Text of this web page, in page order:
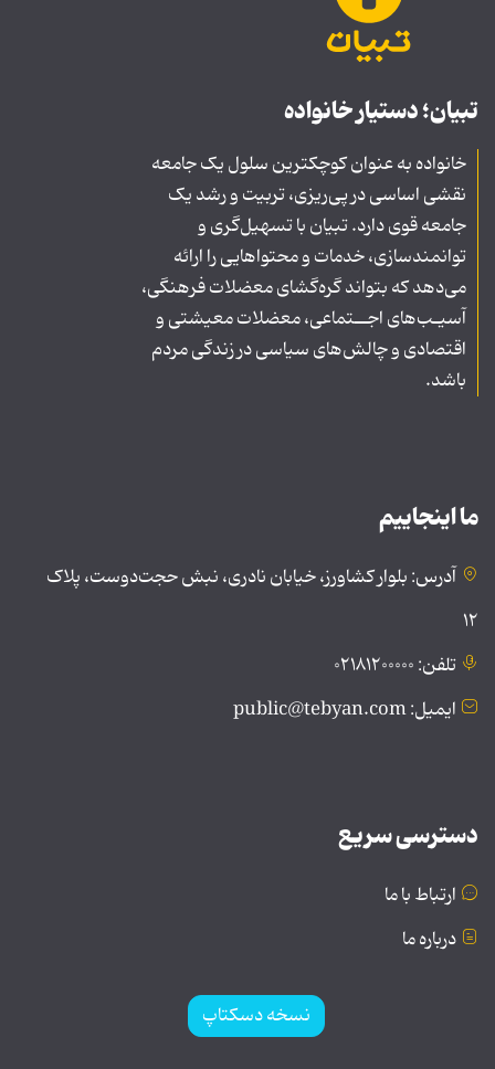
تبیان؛ دستیار خانواده
خانواده به عنوان کوچکترین سلول یک جامعه
نقشی اساسی در پی‌ریزی، تربیت و رشد یک
جامعه قوی دارد. تبیان با تسهیل‌گری و
توانمندسازی، خدمات و محتواهایی را ارائه
می‌دهد که بتواند گره‌گشای معضلات فرهنگی،
آسیـب‌های اجــتماعی، معضلات معیشتی و
اقتصادی و چالش‌های سیاسی در زندگی مردم
باشد.
ما اینجاییم
آدرس: بلوار کشاورز، خیابان نادری، نبش حجت‌دوست، پلاک
۱۲
تلفن: ۰۲۱۸۱۲۰۰۰۰۰
ایمیل: public@tebyan.com
دسترسی سریع
ارتباط با ما
درباره ما
نسخه دسکتاپ